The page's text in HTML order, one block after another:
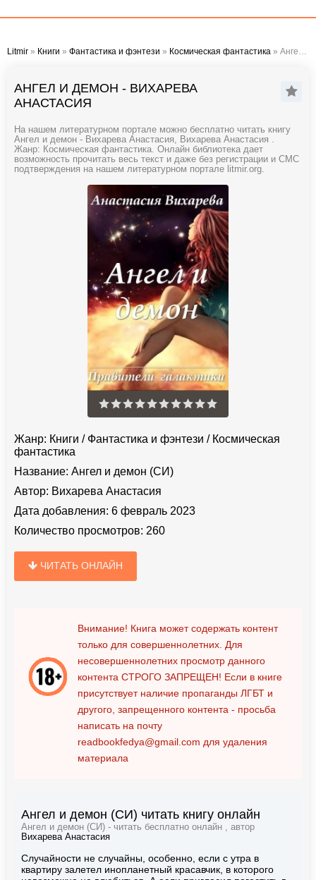
Litmir » Книги » Фантастика и фэнтези » Космическая фантастика » Ангел и демон - Вихарева Анастасия
АНГЕЛ И ДЕМОН - ВИХАРЕВА
АНАСТАСИЯ
На нашем литературном портале можно бесплатно читать книгу
Ангел и демон - Вихарева Анастасия, Вихарева Анастасия .
Жанр: Космическая фантастика. Онлайн библиотека дает
возможность прочитать весь текст и даже без регистрации и СМС
подтверждения на нашем литературном портале litmir.org.
Жанр: Книги / Фантастика и фэнтези / Космическая
фантастика
Название: Ангел и демон (СИ)
Автор: Вихарева Анастасия
Дата добавления: 6 февраль 2023
Количество просмотров: 260
ЧИТАТЬ ОНЛАЙН
Внимание! Книга может содержать контент
только для совершеннолетних. Для
несовершеннолетних просмотр данного
контента СТРОГО ЗАПРЕЩЕН! Если в книге
присутствует наличие пропаганды ЛГБТ и
другого, запрещенного контента - просьба
написать на почту
readbookfedya@gmail.com для удаления
материала
Ангел и демон (СИ) читать книгу онлайн
Ангел и демон (СИ) - читать бесплатно онлайн , автор
Вихарева Анастасия
Случайности не случайны, особенно, если с утра в
квартиру залетел инопланетный красавчик, в которого